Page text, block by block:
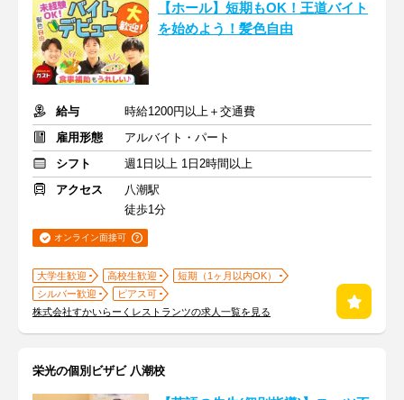
【ホール】短期もOK！王道バイト
を始めよう！髪色自由
給与
時給1200円以上＋交通費
雇用形態
アルバイト・パート
シフト
週1日以上 1日2時間以上
アクセス
八潮駅
徒歩1分
オンライン面接可
大学生歓迎 高校生歓迎
短期（1ヶ月以内OK）
シルバー歓迎
ピアス可
株式会社すかいらーくレストランツの求人一覧を見る
栄光の個別ビザビ 八潮校